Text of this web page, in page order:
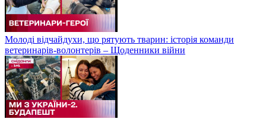
Молоді відчайдухи, що рятують тварин: історія команди
ветеринарів-волонтерів – Щоденники війни